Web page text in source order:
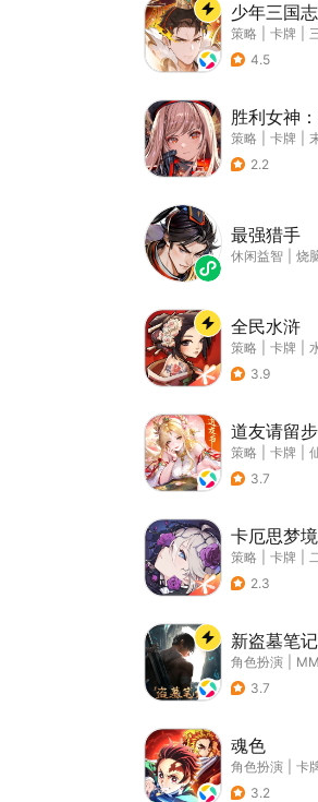
少年三国
策略 卡牌
4.5
胜利女神
策略 卡牌
2.2
最强猎手
休闲益智 烧
全民水浒
策略 卡牌
3.9
道友请留步
策略 卡牌
3.7
卡厄思梦境
策略 卡牌
2.3
新盗墓笔记
角色扮演
3.7
魂色
角色扮演 卡
3.2